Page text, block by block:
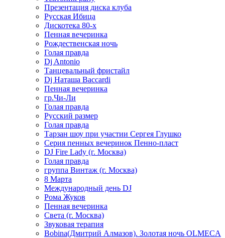
Презентация диска клуба
Русская Ибица
Дискотека 80-х
Пенная вечеринка
Рождественская ночь
Голая правда
Dj Antonio
Танцевальный фристайл
Dj Наташа Baccardi
Пенная вечеринка
гр.Чи-Ли
Голая правда
Русский размер
Голая правда
Тарзан шоу при участии Сергея Глушко
Серия пенных вечеринок Пенно-пласт
DJ Fire Lady (г. Москва)
Голая правда
группа Винтаж (г. Москва)
8 Марта
Международный день DJ
Рома Жуков
Пенная вечеринка
Света (г. Москва)
Звуковая терапия
Bobina(Дмитрий Алмазов). Золотая ночь OLMECA